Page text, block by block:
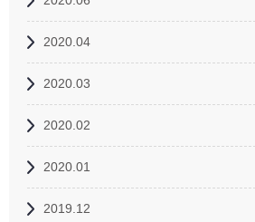
2020.04
2020.03
2020.02
2020.01
2019.12